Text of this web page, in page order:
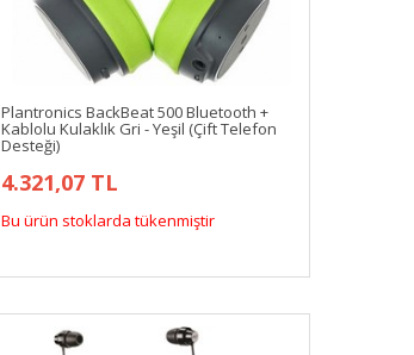
Plantronics BackBeat 500 Bluetooth +
Kablolu Kulaklık Gri - Yeşil (Çift Telefon
Desteği)
4.321,07 TL
Bu ürün stoklarda tükenmiştir